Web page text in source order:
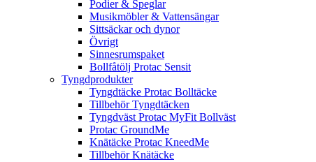
Podier & Speglar
Musikmöbler & Vattensängar
Sittsäckar och dynor
Övrigt
Sinnesrumspaket
Bollfåtölj Protac Sensit
Tyngdprodukter
Tyngdtäcke Protac Bolltäcke
Tillbehör Tyngdtäcken
Tyngdväst Protac MyFit Bollväst
Protac GroundMe
Knätäcke Protac KneedMe
Tillbehör Knätäcke